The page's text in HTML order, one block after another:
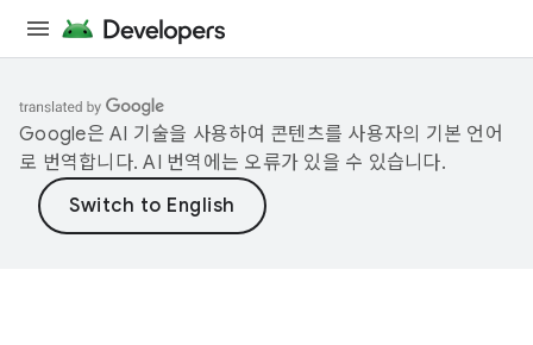
Google은 AI 기술을 사용하여 콘텐츠를 사용자의 기본 언어
로 번역합니다. AI 번역에는 오류가 있을 수 있습니다.